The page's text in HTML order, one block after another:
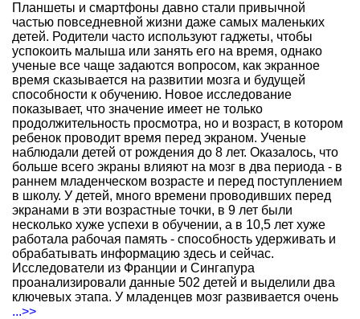
Планшеты и смартфоны давно стали привычной
частью повседневной жизни даже самых маленьких
детей. Родители часто используют гаджеты, чтобы
успокоить малыша или занять его на время, однако
ученые все чаще задаются вопросом, как экранное
время сказывается на развитии мозга и будущей
способности к обучению. Новое исследование
показывает, что значение имеет не только
продолжительность просмотра, но и возраст, в котором
ребенок проводит время перед экраном. Ученые
наблюдали детей от рождения до 8 лет. Оказалось, что
больше всего экраны влияют на мозг в два периода - в
раннем младенческом возрасте и перед поступлением
в школу. У детей, много времени проводивших перед
экранами в эти возрастные точки, в 9 лет были
несколько хуже успехи в обучении, а в 10,5 лет хуже
работала рабочая память - способность удерживать и
обрабатывать информацию здесь и сейчас.
Исследователи из Франции и Сингапура
проанализировали данные 502 детей и выделили два
ключевых этапа. У младенцев мозг развивается очень
...>>